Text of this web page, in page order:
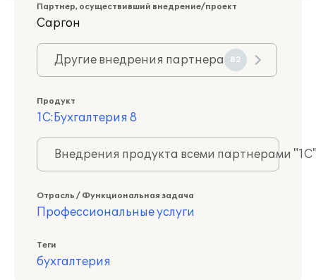
Партнер, осуществивший внедрение/проект
Саргон
Другие внедрения партнера 82
Продукт
1С:Бухгалтерия 8
Внедрения продукта всеми партнерами
Отрасль / Функциональная задача
Профессиональные услуги
Теги
бухгалтерия